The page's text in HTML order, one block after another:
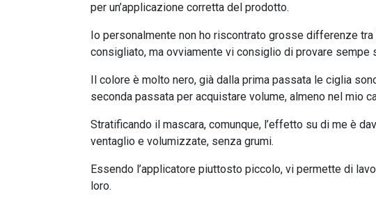
per un’applicazione corretta del prodotto.
Io personalmente non ho riscontrato grosse differenze
consigliato, ma ovviamente vi consiglio di provare
Il colore è molto nero, già dalla prima passata le ciglia
seconda passata per acquistare volume, almeno nel mio
Stratificando il mascara, comunque, l’effetto su di me è
ventaglio e volumizzate, senza grumi.
Essendo l’applicatore piuttosto piccolo, vi permette di
loro.